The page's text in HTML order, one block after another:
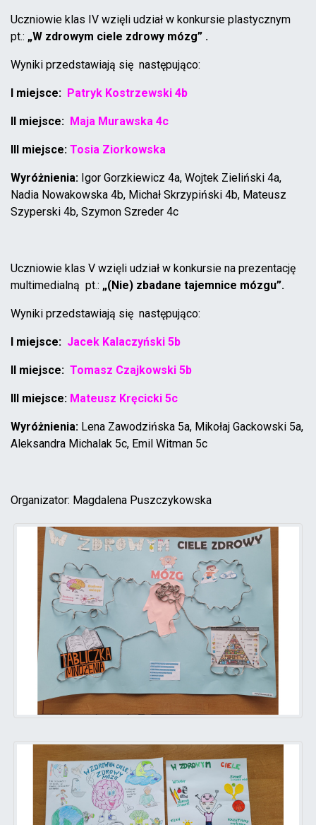
Uczniowie klas IV wzięli udział w konkursie plastycznym
pt.: „W zdrowym ciele zdrowy mózg” .
Wyniki przedstawiają się następująco:
I miejsce: Patryk Kostrzewski 4b
II miejsce: Maja Murawska 4c
III miejsce: Tosia Ziorkowska
Wyróżnienia: Igor Gorzkiewicz 4a, Wojtek Zieliński 4a,
Nadia Nowakowska 4b, Michał Skrzypiński 4b, Mateusz
Szyperski 4b, Szymon Szreder 4c
Uczniowie klas V wzięli udział w konkursie na prezentację
multimedialną pt.: „(Nie) zbadane tajemnice mózgu”.
Wyniki przedstawiają się następująco:
I miejsce: Jacek Kalaczyński 5b
II miejsce: Tomasz Czajkowski 5b
III miejsce: Mateusz Kręcicki 5c
Wyróżnienia: Lena Zawodzińska 5a, Mikołaj Gackowski 5a,
Aleksandra Michalak 5c, Emil Witman 5c
Organizator: Magdalena Puszczykowska